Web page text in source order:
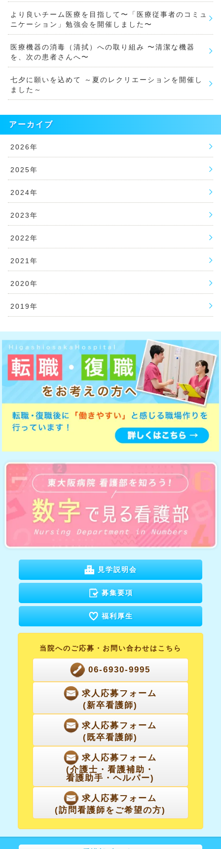
より良いチーム医療を目指して〜「医療従事者のコミュ
ニケーション」勉強会を開催しました〜
医療機器の消毒（清拭）への取り組み 〜清潔な機器
を、次の患者さんへ〜
七夕に願いを込めて ～夏のレクリエーションを開催し
ました～
アーカイブ
2026年
2025年
2024年
2023年
2022年
2021年
2020年
2019年
見学説明会
募集要項
福利厚生
当院へのご応募・ お問い合わせはこちら
06-6930-9995
求人応募フォーム
(新卒看護師)
求人応募フォーム
(既卒看護師)
求人応募フォーム
(介護士・看護補助・
看護助手・ヘルパー)
求人応募フォーム
(訪問看護師をご希望の方)